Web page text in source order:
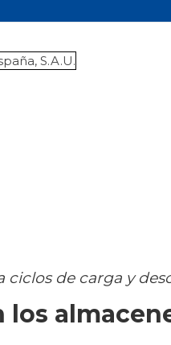
de carga y